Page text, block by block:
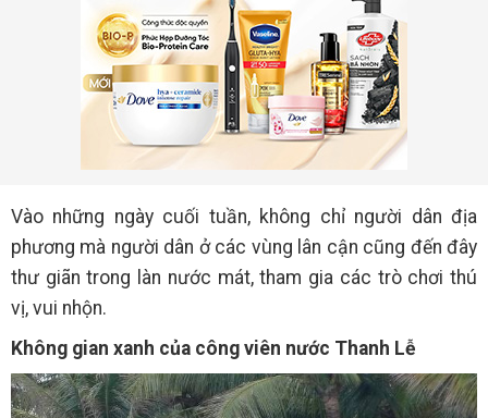
Vào những ngày cuối tuần, không chỉ người dân địa
phương mà người dân ở các vùng lân cận cũng đến đây
thư giãn trong làn nước mát, tham gia các trò chơi thú
vị, vui nhộn.
Không gian xanh của công viên nước Thanh Lễ